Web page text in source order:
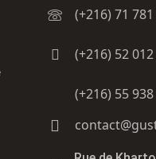
(+216) 71 781
(+216) 52
(+216) 55